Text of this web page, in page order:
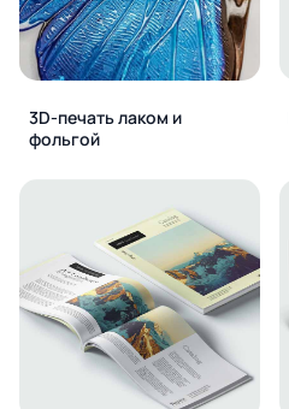
3D-печать лаком и
фольгой